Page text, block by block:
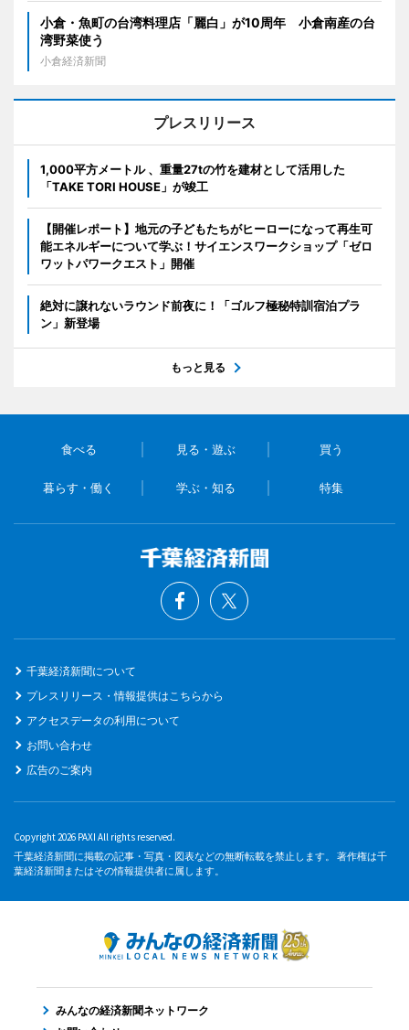
小倉・魚町の台湾料理店「麗白」が10周年 小倉南産の台
湾野菜使う
小倉経済新聞
プレスリリース
1,000平方メートル 、重量27tの竹を建材として活用した
「TAKE TORI HOUSE」が竣工
【開催レポート】地元の子どもたちがヒーローになって再生可
能エネルギーについて学ぶ！サイエンスワークショップ「ゼロ
ワットパワークエスト」開催
絶対に譲れないラウンド前夜に！「ゴルフ極秘特訓宿泊プラ
ン」新登場
もっと見る
食べる 見る・遊ぶ 買う
暮らす・働く 学ぶ・知る 特集
千葉経済新聞について
プレスリリース・情報提供はこちらから
アクセスデータの利用について
お問い合わせ
広告のご案内
Copyright 2026 PAXI All rights reserved.
千葉経済新聞に掲載の記事・写真・図表などの無断転載を禁止します。 著作権は千
葉経済新聞またはその情報提供者に属します。
みんなの経済新聞ネットワーク